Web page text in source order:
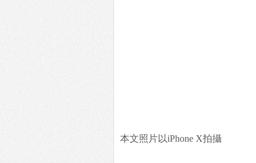
本文照片以iPhone X拍攝